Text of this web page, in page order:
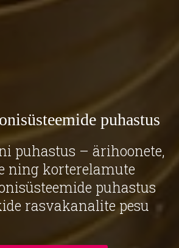
puhastus
puhastus – ärihoonete,
ning korterelamute
puhastus
rasvakanalite pesu